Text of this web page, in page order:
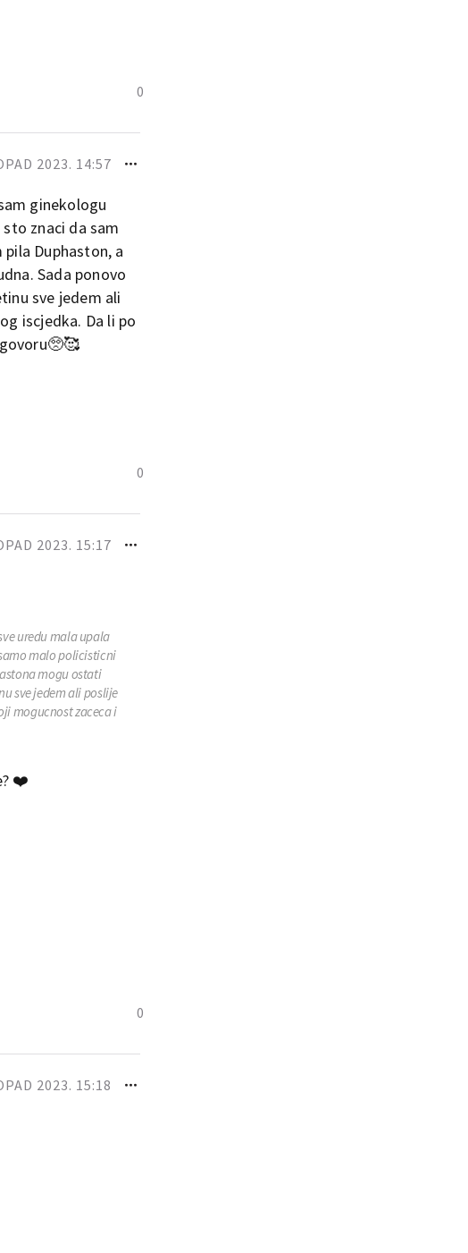
0
2023. 14:57
ginekologu
znaci da sam
Duphaston, a
Sada ponovo
sve jedem ali
iscjedka. Da li po
0
2023. 15:17
uredu mala upala
malo policisticni
mogu ostati
sve jedem ali poslije
mogucnost zaceca i
❤️
0
2023. 15:18